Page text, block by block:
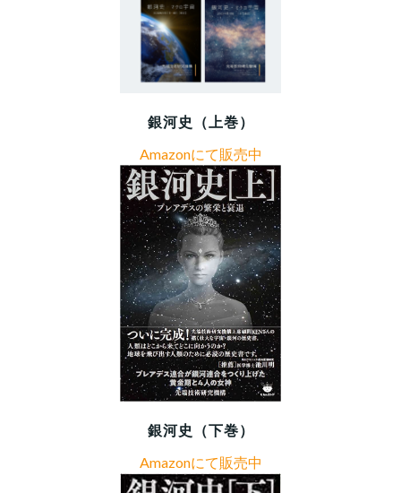
銀河史（上巻）
Amazonにて販売中
銀河史（下巻）
Amazonにて販売中